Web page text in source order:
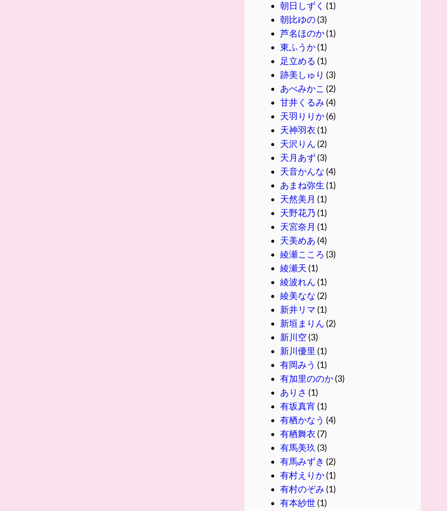
朝日しずく (1)
朝比ゆの(3)
芦名ほのか(1)
東ふうか(1)
足立める (1)
跡美しゅり (3)
あべみかこ (2)
甘井くるみ (4)
天羽りりか(6)
天神羽衣 (1)
天沢りん (2)
天月あず(3)
天音かんな (4)
あまね弥生 (1)
天然美月 (1)
天野花乃 (1)
天宮奈月 (1)
天美めあ (4)
綾瀬こころ (3)
綾瀬天 (1)
綾波れん (1)
綾美なな (2)
新井リマ (1)
新垣まりん (2)
新川空 (3)
新川優里 (1)
有岡みう (1)
有加里ののか(3)
ありさ (1)
有坂真宵 (1)
有栖かなう (4)
有栖舞衣 (7)
有馬美玖 (3)
有馬みずき (2)
有村えりか(1)
有村のぞみ (1)
有本紗世(1)